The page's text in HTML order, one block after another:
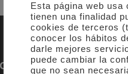
DEL BLOG
Esta página web usa
tienen una finalidad
cookies de terceros
conocer los hábitos
darle mejores
puede cambiar la
que no sean